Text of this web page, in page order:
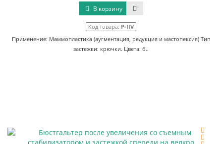
В корзину
Код товара: P-IIV
Применение: Маммопластика (аугментация, редукция и мастопексия) Тип
застежки: крючки. Цвета: б..